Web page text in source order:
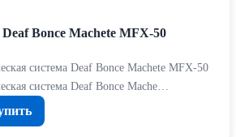
Bonce Machete MFX-50
система Deaf Bonce Machete MFX-50
система Deaf Bonce Mache…